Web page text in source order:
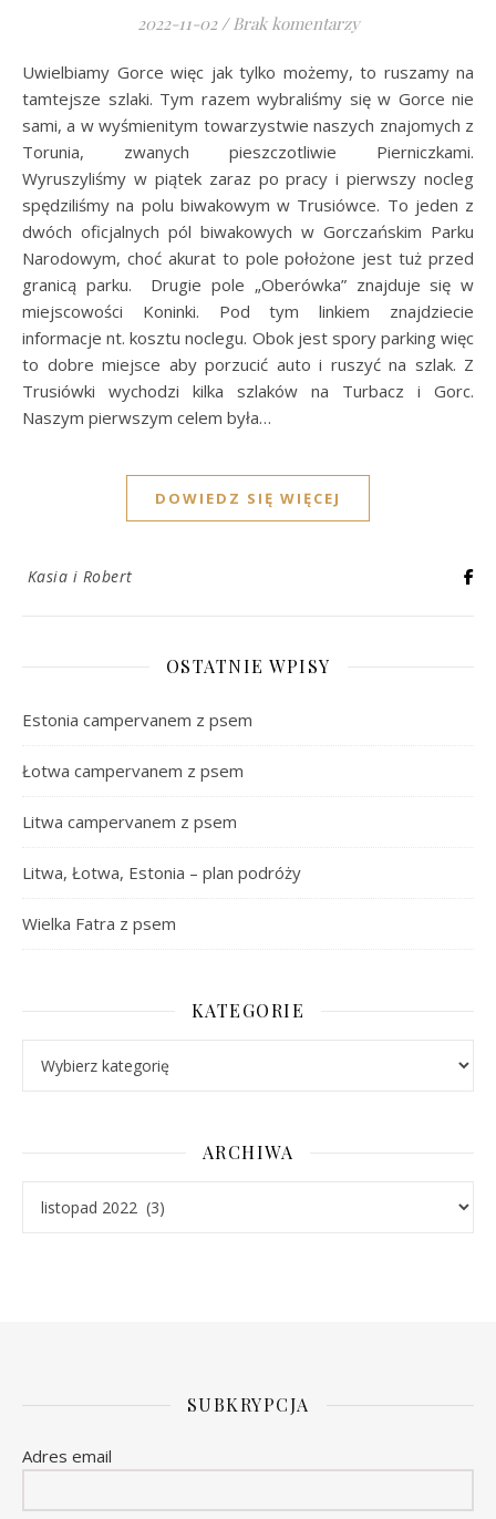
2022-11-02 / Brak komentarzy
Uwielbiamy Gorce więc jak tylko możemy, to ruszamy na
tamtejsze szlaki. Tym razem wybraliśmy się w Gorce nie
sami, a w wyśmienitym towarzystwie naszych znajomych z
Torunia, zwanych pieszczotliwie Pierniczkami.
Wyruszyliśmy w piątek zaraz po pracy i pierwszy nocleg
spędziliśmy na polu biwakowym w Trusiówce. To jeden z
dwóch oficjalnych pól biwakowych w Gorczańskim Parku
Narodowym, choć akurat to pole położone jest tuż przed
granicą parku. Drugie pole „Oberówka” znajduje się w
miejscowości Koninki. Pod tym linkiem znajdziecie
informacje nt. kosztu noclegu. Obok jest spory parking więc
to dobre miejsce aby porzucić auto i ruszyć na szlak. Z
Trusiówki wychodzi kilka szlaków na Turbacz i Gorc.
Naszym pierwszym celem była…
DOWIEDZ SIĘ WIĘCEJ
Kasia i Robert
OSTATNIE WPISY
Estonia campervanem z psem
Łotwa campervanem z psem
Litwa campervanem z psem
Litwa, Łotwa, Estonia – plan podróży
Wielka Fatra z psem
KATEGORIE
ARCHIWA
SUBKRYPCJA
Adres email